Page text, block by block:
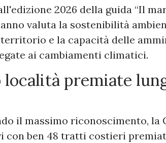
2026 della guida “Il
anno valuta la sostenibilità
e la capacità delle
ai cambiamenti climatici.
premiate
il massimo riconoscimento, la
ben 48 tratti costieri